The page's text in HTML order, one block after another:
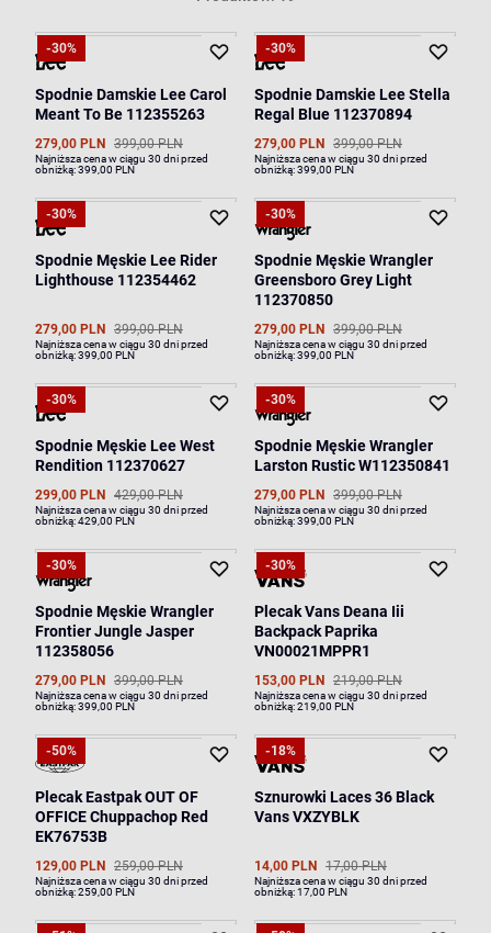
-30%
Spodnie Damskie Lee Carol
Meant To Be 112355263
279,00 PLN 399,00 PLN
Najniższa cena w ciągu 30 dni przed
obniżką:399,00 PLN
-30%
Spodnie Damskie Lee Stella
Regal Blue 112370894
279,00 PLN 399,00 PLN
Najniższa cena w ciągu 30 dni przed
obniżką:399,00 PLN
-30%
Spodnie Męskie Lee Rider
Lighthouse 112354462
279,00 PLN 399,00 PLN
Najniższa cena w ciągu 30 dni przed
obniżką:399,00 PLN
-30%
Spodnie Męskie Wrangler
Greensboro Grey Light
112370850
279,00 PLN 399,00 PLN
Najniższa cena w ciągu 30 dni przed
obniżką:399,00 PLN
-30%
Spodnie Męskie Lee West
Rendition 112370627
299,00 PLN 429,00 PLN
Najniższa cena w ciągu 30 dni przed
obniżką:429,00 PLN
-30%
Spodnie Męskie Wrangler
Larston Rustic W112350841
279,00 PLN 399,00 PLN
Najniższa cena w ciągu 30 dni przed
obniżką:399,00 PLN
-30%
Spodnie Męskie Wrangler
Frontier Jungle Jasper
112358056
279,00 PLN 399,00 PLN
Najniższa cena w ciągu 30 dni przed
obniżką:399,00 PLN
-30%
Plecak Vans Deana Iii
Backpack Paprika
VN00021MPPR1
153,00 PLN 219,00 PLN
Najniższa cena w ciągu 30 dni przed
obniżką:219,00 PLN
-50%
Plecak Eastpak OUT OF
OFFICE Chuppachop Red
EK76753B
129,00 PLN 259,00 PLN
Najniższa cena w ciągu 30 dni przed
obniżką:259,00 PLN
-18%
Sznurowki Laces 36 Black
Vans VXZYBLK
14,00 PLN 17,00 PLN
Najniższa cena w ciągu 30 dni przed
obniżką:17,00 PLN